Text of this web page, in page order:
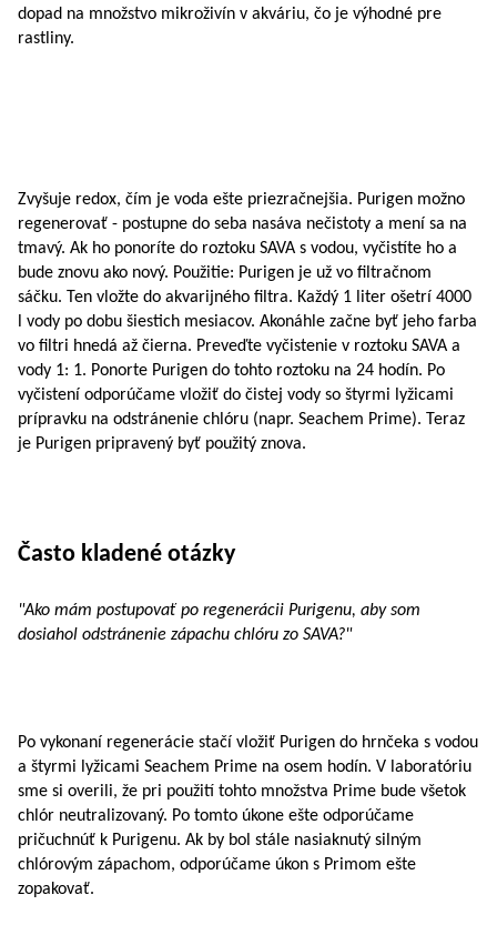
dopad na množstvo mikroživín v akváriu, čo je výhodné pre
rastliny.
Zvyšuje redox, čím je voda ešte priezračnejšia. Purigen možno
regenerovať - ​​postupne do seba nasáva nečistoty a mení sa na
tmavý. Ak ho ponoríte do roztoku SAVA s vodou, vyčistíte ho a
bude znovu ako nový. Použitie: Purigen je už vo filtračnom
sáčku. Ten vložte do akvarijného filtra. Každý 1 liter ošetrí 4000
l vody po dobu šiestich mesiacov. Akonáhle začne byť jeho farba
vo filtri hnedá až čierna. Preveďte vyčistenie v roztoku SAVA a
vody 1: 1. Ponorte Purigen do tohto roztoku na 24 hodín. Po
vyčistení odporúčame vložiť do čistej vody so štyrmi lyžicami
prípravku na odstránenie chlóru (napr. Seachem Prime). Teraz
je Purigen pripravený byť použitý znova.
Často kladené otázky
"Ako mám postupovať po regenerácii Purigenu, aby som
dosiahol odstránenie zápachu chlóru zo SAVA?"
Po vykonaní regenerácie stačí vložiť Purigen do hrnčeka s vodou
a štyrmi lyžicami Seachem Prime na osem hodín. V laboratóriu
sme si overili, že pri použití tohto množstva Prime bude všetok
chlór neutralizovaný. Po tomto úkone ešte odporúčame
pričuchnúť k Purigenu. Ak by bol stále nasiaknutý silným
chlórovým zápachom, odporúčame úkon s Primom ešte
zopakovať.